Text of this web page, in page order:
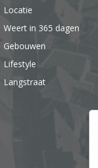
Locatie
Weert in 365 dagen
Gebouwen
Lifestyle
Langstraat